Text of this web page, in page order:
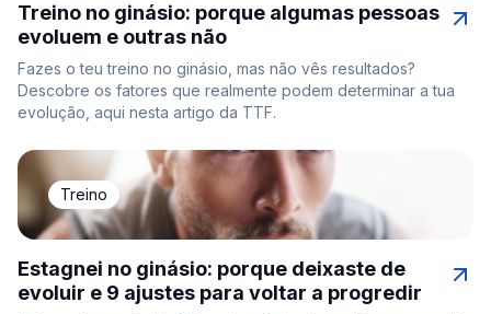
Treino no ginásio: porque algumas pessoas
evoluem e outras não
Fazes o teu treino no ginásio, mas não vês resultados?
Descobre os fatores que realmente podem determinar a tua
evolução, aqui nesta artigo da TTF.
Treino
Estagnei no ginásio: porque deixaste de
evoluir e 9 ajustes para voltar a progredir